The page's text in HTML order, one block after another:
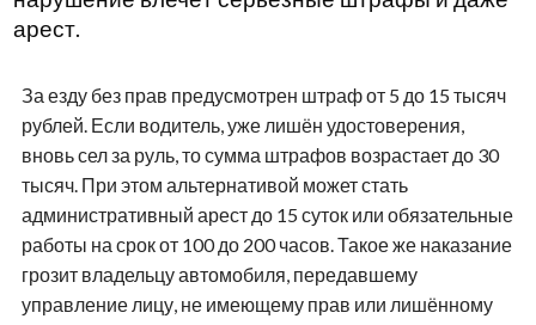
арест.
За езду без прав предусмотрен штраф от 5 до 15 тысяч
рублей. Если водитель, уже лишён удостоверения,
вновь сел за руль, то сумма штрафов возрастает до 30
тысяч. При этом альтернативой может стать
административный арест до 15 суток или обязательные
работы на срок от 100 до 200 часов. Такое же наказание
грозит владельцу автомобиля, передавшему
управление лицу, не имеющему прав или лишённому